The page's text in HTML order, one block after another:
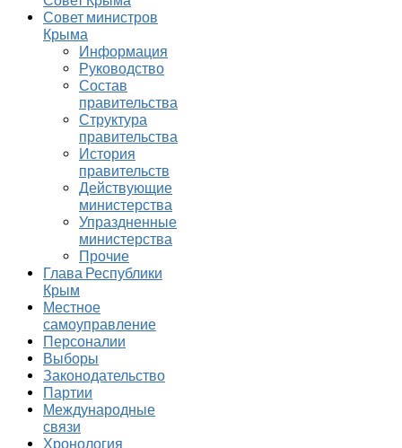
Совет министров
Крыма
Информация
Руководство
Состав
правительства
Структура
правительства
История
правительств
Действующие
министерства
Упраздненные
министерства
Прочие
Глава Республики
Крым
Местное
самоуправление
Персоналии
Выборы
Законодательство
Партии
Международные
связи
Хронология